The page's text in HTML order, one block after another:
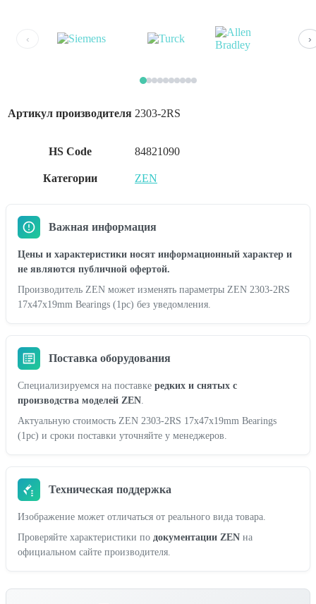
(1pc)‹ ›
Артикул производителя 2303-2RS
HS Code 84821090
Категории ZEN
Важная информация
Цены и характеристики носят информационный характер и
не являются публичной офертой.
Производитель ZEN может изменять параметры ZEN 2303-2RS
17x47x19mm Bearings (1pc) без уведомления.
Поставка оборудования
Специализируемся на поставке редких и снятых с
производства моделей ZEN
Актуальную стоимость ZEN 2303-2RS 17x47x19mm Bearings
(1pc) и сроки поставки уточняйте у менеджеров.
Техническая поддержка
Изображение может отличаться от реального вида товара.
Проверяйте характеристики по документации ZEN на
официальном сайте производителя.